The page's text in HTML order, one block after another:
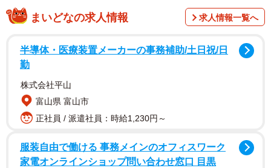
「え？お母さん、そんなにパンダ好きだったっけ？」と思
ダに会えないなんてかわいそうで」との返答。
まいどなの求人情報 求人情報一覧へ
半導体・医療装置メーカーの事務補助/土日祝/日
勤
株式会社平山
富山県 富山市
正社員 / 派遣社員：時給1,230円～
服装自由で働ける 事務メインのオフィスワーク
家電オンラインショップ問い合わせ窓口 目黒